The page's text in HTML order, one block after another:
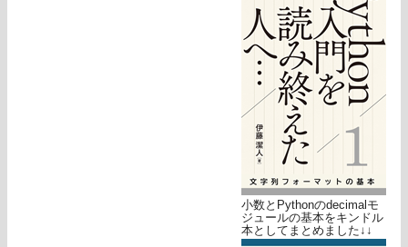
小数とPythonのdecimalモ
ジュールの基本をキンドル
本としてまとめました↓↓